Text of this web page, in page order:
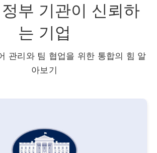
부 기관이 신뢰하
는 기업
관리와 팀 협업을 위한 통합의 힘 알
아보기